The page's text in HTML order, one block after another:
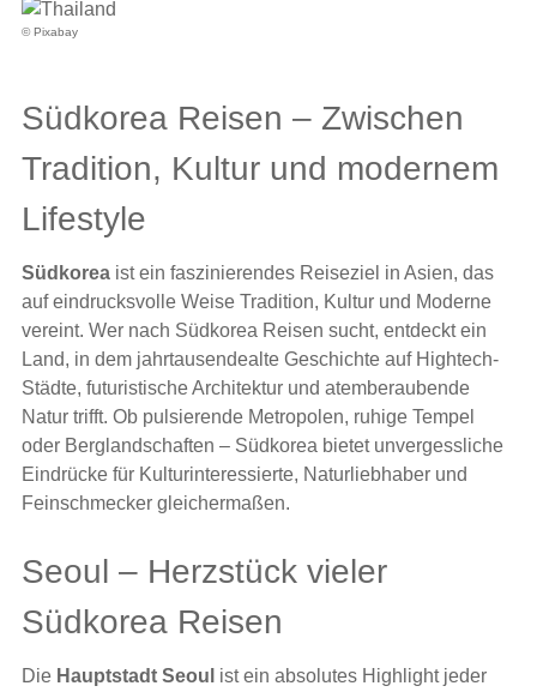
© Pixabay
Südkorea Reisen – Zwischen
Tradition, Kultur und modernem
Lifestyle
Südkorea ist ein faszinierendes Reiseziel in Asien, das
auf eindrucksvolle Weise Tradition, Kultur und Moderne
vereint. Wer nach Südkorea Reisen sucht, entdeckt ein
Land, in dem jahrtausendealte Geschichte auf Hightech-
Städte, futuristische Architektur und atemberaubende
Natur trifft. Ob pulsierende Metropolen, ruhige Tempel
oder Berglandschaften – Südkorea bietet unvergessliche
Eindrücke für Kulturinteressierte, Naturliebhaber und
Feinschmecker gleichermaßen.
Seoul – Herzstück vieler
Südkorea Reisen
Die Hauptstadt Seoul ist ein absolutes Highlight jeder